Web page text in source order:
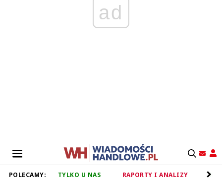
ad
POLECAMY: TYLKO U NAS RAPORTY I ANALIZY